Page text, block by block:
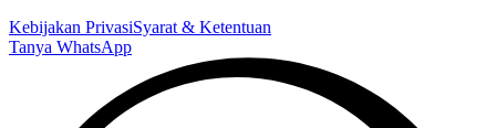
Kebijakan PrivasiSyarat & Ketentuan
Tanya WhatsApp